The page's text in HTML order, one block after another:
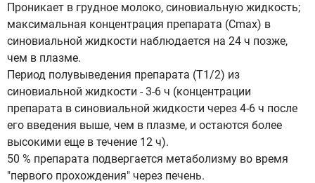
Проникает в грудное молоко, синовиальную жидкость;
максимальная концентрация препарата (Сmах) в
синовиальной жидкости наблюдается на 24 ч позже,
чем в плазме.
Период полувыведения препарата (Т1/2) из
синовиальной жидкости - 3-6 ч (концентрации
препарата в синовиальной жидкости через 4-6 ч после
его введения выше, чем в плазме, и остаются более
высокими еще в течение 12 ч).
50 % препарата подвергается метаболизму во время
"первого прохождения" через печень.